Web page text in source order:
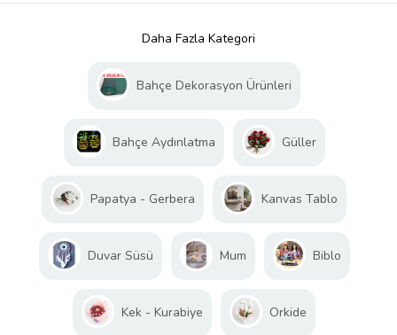
Daha Fazla Kategori
Bahçe Dekorasyon Ürünleri
Bahçe Aydınlatma Güller
Papatya - Gerbera Kanvas Tablo
Duvar Süsü Mum Biblo
Kek - Kurabiye Orkide